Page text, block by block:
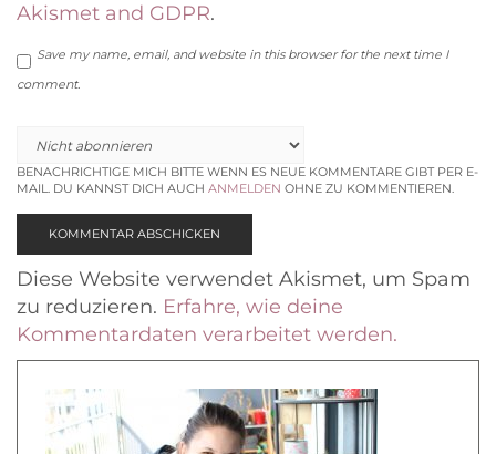
Akismet and GDPR.
Save my name, email, and website in this browser for the next time I
comment.
BENACHRICHTIGE MICH BITTE WENN ES NEUE KOMMENTARE GIBT PER E-
MAIL. DU KANNST DICH AUCH ANMELDEN OHNE ZU KOMMENTIEREN.
Diese Website verwendet Akismet, um Spam
zu reduzieren. Erfahre, wie deine
Kommentardaten verarbeitet werden.